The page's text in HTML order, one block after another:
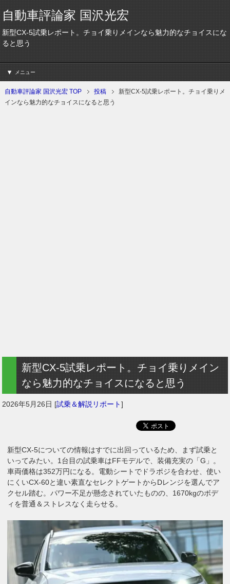
自動車評論家 国沢光宏
新型CX-5試乗レポート。チョイ乗りメインなら魅力的なチョイスにな
ると思う
メニュー
自動車評論家 国沢光宏 TOP 投稿
新型CX-5試乗レポート。チョイ乗りメ
インなら魅力的なチョイスになると思う
新型CX-5試乗レポート。チョイ乗りメイン
なら魅力的なチョイスになると思う
2026年5月26日 [試乗＆解説リポート]
新型CX-5についての情報はすでに出回っているため、まず試乗と
いってみたい。1台目の試乗車はFFモデルで、装備充実の「G」。
車両価格は352万円になる。電動シートでドラポジを合わせ、使い
にくいCX-60と違い素直なセレクトゲートからDレンジを選んでア
クセル踏む。パワー不足が懸念されていたものの、1670kgのボデ
ィを普通＆ストレスなく走らせる。